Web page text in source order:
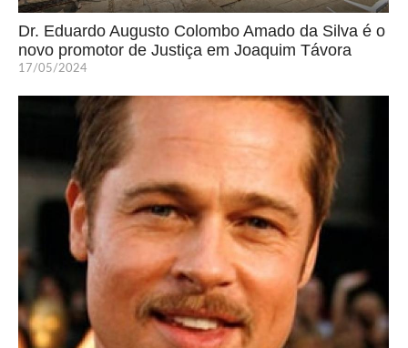
Dr. Eduardo Augusto Colombo Amado da Silva é o
novo promotor de Justiça em Joaquim Távora
17/05/2024